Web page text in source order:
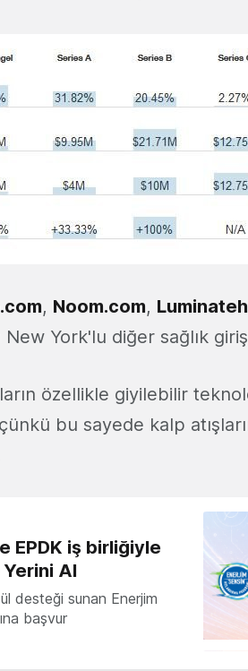
, Noom.com,
New York'lu diğer sağlık
özellikle giyilebilir
bu sayede kalp
EPDK iş birliğiyle
Al
desteği sunan Enerjim
başvur